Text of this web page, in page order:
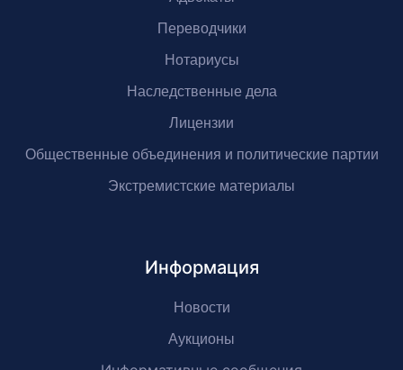
Переводчики
Нотариусы
Наследственные дела
Лицензии
Общественные объединения и политические партии
Экстремистские материалы
Информация
Новости
Аукционы